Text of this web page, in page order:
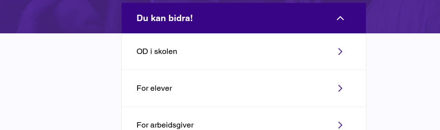
Du kan bidra!
OD i skolen
For elever
For arbeidsgiver